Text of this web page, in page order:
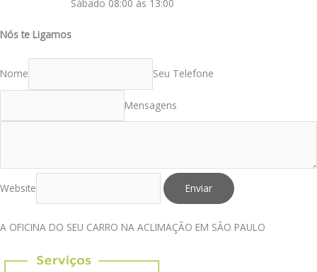
Sábado 08:00 às 13:00
Nós te Ligamos
Nome Seu Telefone
Mensagens
Website Enviar
A OFICINA DO SEU CARRO NA ACLIMAÇÃO EM SÃO PAULO